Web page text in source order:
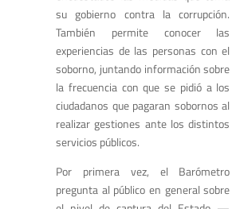
su gobierno contra la corrupción.
También permite conocer las
experiencias de las personas con el
soborno, juntando información sobre
la frecuencia con que se pidió a los
ciudadanos que pagaran sobornos al
realizar gestiones ante los distintos
servicios públicos.
Por primera vez, el Barómetro
pregunta al público en general sobre